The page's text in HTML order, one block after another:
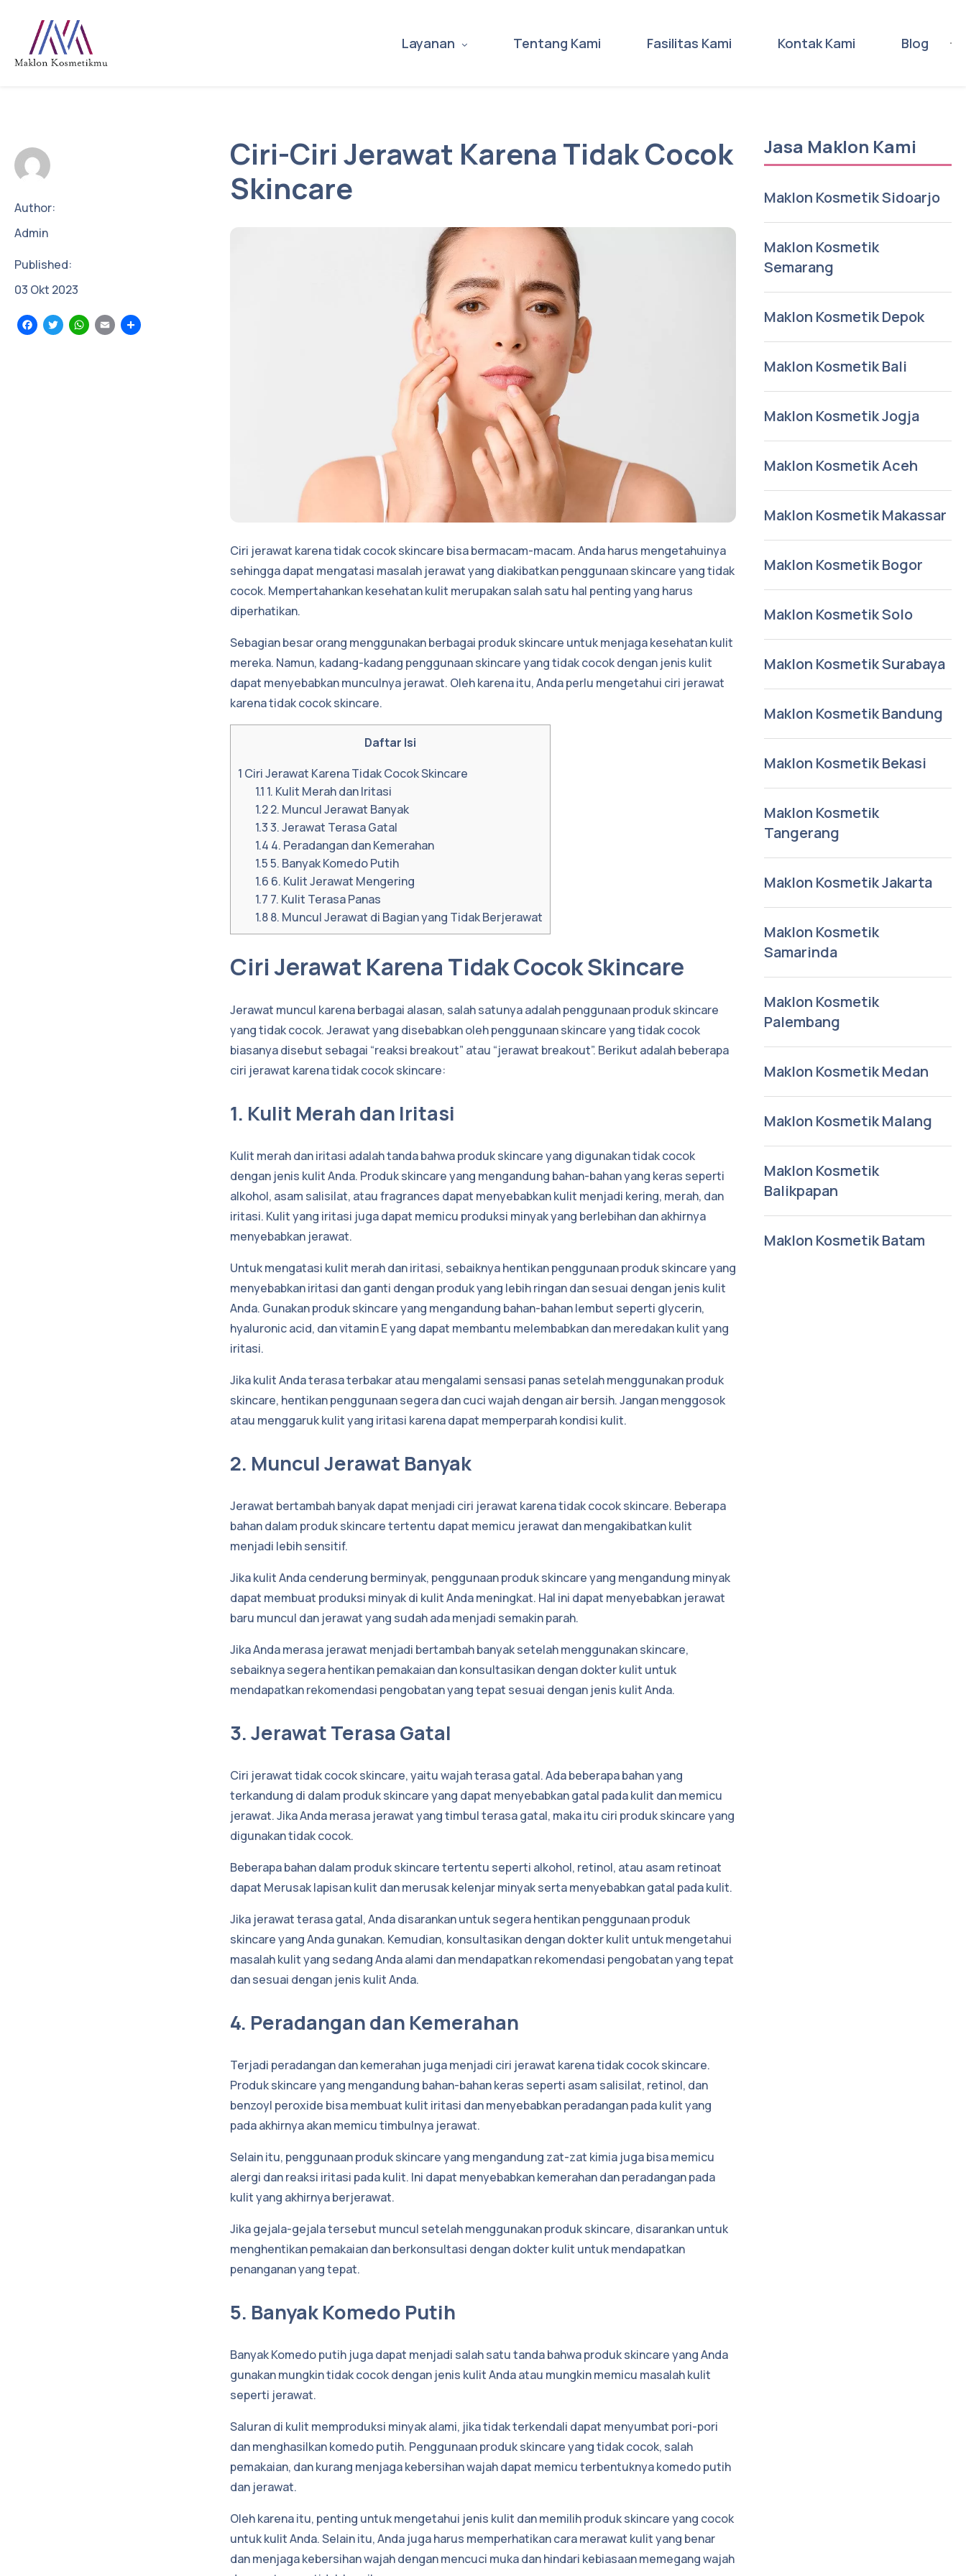
Layanan Tentang Kami Fasilitas Kami Kontak Kami Blog
Author:
Admin
Published:
03 Okt 2023
Facebook
TwitterWhatsApp
Email
Ciri-Ciri Jerawat Karena Tidak Cocok
Skincare
Ciri jerawat karena tidak cocok skincare bisa bermacam-macam. Anda harus mengetahuinya
sehingga dapat mengatasi masalah jerawat yang diakibatkan penggunaan skincare yang tidak
cocok. Mempertahankan kesehatan kulit merupakan salah satu hal penting yang harus
diperhatikan.
Sebagian besar orang menggunakan berbagai produk skincare untuk menjaga kesehatan kulit
mereka. Namun, kadang-kadang penggunaan skincare yang tidak cocok dengan jenis kulit
dapat menyebabkan munculnya jerawat. Oleh karena itu, Anda perlu mengetahui ciri jerawat
karena tidak cocok skincare.
Daftar Isi
1 Ciri Jerawat Karena Tidak Cocok Skincare
1.1 1. Kulit Merah dan Iritasi
1.22. Muncul Jerawat Banyak
1.33. Jerawat Terasa Gatal
1.4 4. Peradangan dan Kemerahan
1.55. Banyak Komedo Putih
1.6 6. Kulit Jerawat Mengering
1.7 7. Kulit Terasa Panas
1.88. Muncul Jerawat di Bagian yang Tidak Berjerawat
Ciri Jerawat Karena Tidak Cocok Skincare
Jerawat muncul karena berbagai alasan, salah satunya adalah penggunaan produk skincare
yang tidak cocok. Jerawat yang disebabkan oleh penggunaan skincare yang tidak cocok
biasanya disebut sebagai “reaksi breakout” atau “jerawat breakout”. Berikut adalah beberapa
ciri jerawat karena tidak cocok skincare:
1. Kulit Merah dan Iritasi
Kulit merah dan iritasi adalah tanda bahwa produk skincare yang digunakan tidak cocok
dengan jenis kulit Anda. Produk skincare yang mengandung bahan-bahan yang keras seperti
alkohol, asam salisilat, atau fragrances dapat menyebabkan kulit menjadi kering, merah, dan
iritasi. Kulit yang iritasi juga dapat memicu produksi minyak yang berlebihan dan akhirnya
menyebabkan jerawat.
Untuk mengatasi kulit merah dan iritasi, sebaiknya hentikan penggunaan produk skincare yang
menyebabkan iritasi dan ganti dengan produk yang lebih ringan dan sesuai dengan jenis kulit
Anda. Gunakan produk skincare yang mengandung bahan-bahan lembut seperti glycerin,
hyaluronic acid, dan vitamin E yang dapat membantu melembabkan dan meredakan kulit yang
iritasi.
Jika kulit Anda terasa terbakar atau mengalami sensasi panas setelah menggunakan produk
skincare, hentikan penggunaan segera dan cuci wajah dengan air bersih. Jangan menggosok
atau menggaruk kulit yang iritasi karena dapat memperparah kondisi kulit.
2. Muncul Jerawat Banyak
Jerawat bertambah banyak dapat menjadi ciri jerawat karena tidak cocok skincare. Beberapa
bahan dalam produk skincare tertentu dapat memicu jerawat dan mengakibatkan kulit
menjadi lebih sensitif.
Jika kulit Anda cenderung berminyak, penggunaan produk skincare yang mengandung minyak
dapat membuat produksi minyak di kulit Anda meningkat. Hal ini dapat menyebabkan jerawat
baru muncul dan jerawat yang sudah ada menjadi semakin parah.
Jika Anda merasa jerawat menjadi bertambah banyak setelah menggunakan skincare,
sebaiknya segera hentikan pemakaian dan konsultasikan dengan dokter kulit untuk
mendapatkan rekomendasi pengobatan yang tepat sesuai dengan jenis kulit Anda.
3. Jerawat Terasa Gatal
Ciri jerawat tidak cocok skincare, yaitu wajah terasa gatal. Ada beberapa bahan yang
terkandung di dalam produk skincare yang dapat menyebabkan gatal pada kulit dan memicu
jerawat. Jika Anda merasa jerawat yang timbul terasa gatal, maka itu ciri produk skincare yang
digunakan tidak cocok.
Beberapa bahan dalam produk skincare tertentu seperti alkohol, retinol, atau asam retinoat
dapat Merusak lapisan kulit dan merusak kelenjar minyak serta menyebabkan gatal pada kulit.
Jika jerawat terasa gatal, Anda disarankan untuk segera hentikan penggunaan produk
skincare yang Anda gunakan. Kemudian, konsultasikan dengan dokter kulit untuk mengetahui
masalah kulit yang sedang Anda alami dan mendapatkan rekomendasi pengobatan yang tepat
dan sesuai dengan jenis kulit Anda.
4. Peradangan dan Kemerahan
Terjadi peradangan dan kemerahan juga menjadi ciri jerawat karena tidak cocok skincare.
Produk skincare yang mengandung bahan-bahan keras seperti asam salisilat, retinol, dan
benzoyl peroxide bisa membuat kulit iritasi dan menyebabkan peradangan pada kulit yang
pada akhirnya akan memicu timbulnya jerawat.
Selain itu, penggunaan produk skincare yang mengandung zat-zat kimia juga bisa memicu
alergi dan reaksi iritasi pada kulit. Ini dapat menyebabkan kemerahan dan peradangan pada
kulit yang akhirnya berjerawat.
Jika gejala-gejala tersebut muncul setelah menggunakan produk skincare, disarankan untuk
menghentikan pemakaian dan berkonsultasi dengan dokter kulit untuk mendapatkan
penanganan yang tepat.
5. Banyak Komedo Putih
Banyak Komedo putih juga dapat menjadi salah satu tanda bahwa produk skincare yang Anda
gunakan mungkin tidak cocok dengan jenis kulit Anda atau mungkin memicu masalah kulit
seperti jerawat.
Saluran di kulit memproduksi minyak alami, jika tidak terkendali dapat menyumbat pori-pori
dan menghasilkan komedo putih. Penggunaan produk skincare yang tidak cocok, salah
pemakaian, dan kurang menjaga kebersihan wajah dapat memicu terbentuknya komedo putih
dan jerawat.
Oleh karena itu, penting untuk mengetahui jenis kulit dan memilih produk skincare yang cocok
untuk kulit Anda. Selain itu, Anda juga harus memperhatikan cara merawat kulit yang benar
dan menjaga kebersihan wajah dengan mencuci muka dan hindari kebiasaan memegang wajah
Jasa Maklon Kami
Maklon Kosmetik Sidoarjo
Maklon Kosmetik
Semarang
Maklon Kosmetik Depok
Maklon Kosmetik Bali
Maklon Kosmetik Jogja
Maklon Kosmetik Aceh
Maklon Kosmetik Makassar
Maklon Kosmetik Bogor
Maklon Kosmetik Solo
Maklon Kosmetik Surabaya
Maklon Kosmetik Bandung
Maklon Kosmetik Bekasi
Maklon Kosmetik
Tangerang
Maklon Kosmetik Jakarta
Maklon Kosmetik
Samarinda
Maklon Kosmetik
Palembang
Maklon Kosmetik Medan
Maklon Kosmetik Malang
Maklon Kosmetik
Balikpapan
Maklon Kosmetik Batam